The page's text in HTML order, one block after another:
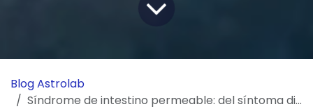
Blog Astrolab
Síndrome de intestino permeable: del síntoma difuso al protocolo de resolución